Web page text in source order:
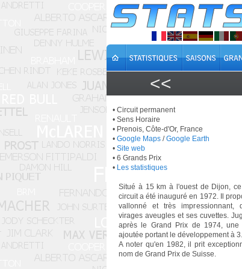
<<
• Circuit permanent
• Sens Horaire
• Prenois, Côte-d'Or, France
• Google Maps /Google Earth
• Site web
• 6 Grands Prix
• Les statistiques
Situé à 15 km à l'ouest de Dijon,
circuit a été inauguré en 1972. Il
vallonné et très impressionnant,
virages aveugles et ses cuvettes.
après le Grand Prix de 1974, une
ajoutée portant le développement à
A noter qu'en 1982, il prit
nom de Grand Prix de Suisse.